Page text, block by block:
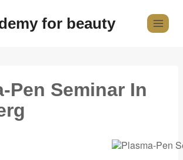
for beauty
Pen Seminar In